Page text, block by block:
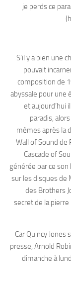
je perds ce
S’il y a bien une
pouvait
composition de
abyssale pour une
et aujourd’hui
paradis,
mêmes après la
Wall of Sound de
Cascade of
générée par ce
sur les disques de
des Brothers
secret de la
Car Quincy Jones
presse, Arnold
dimanche à